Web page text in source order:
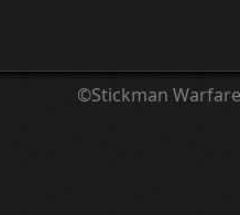
©Stickman Warfare